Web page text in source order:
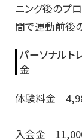
ニング後のプ
間で運動前後
パーソナルト
金
体験料金
入会金